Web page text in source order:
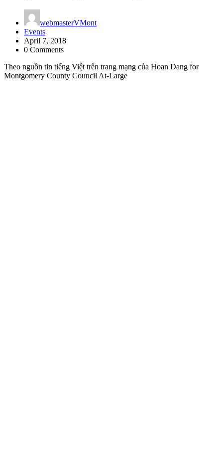
webmasterVMont
Events
April 7, 2018
0 Comments
Theo nguồn tin tiếng Việt trên trang mạng của Hoan Dang for
Montgomery County Council At-Large